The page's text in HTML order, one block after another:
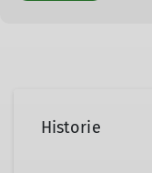
Historie